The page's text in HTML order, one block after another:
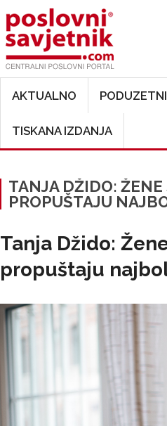
AKTUALNO
TISKANA IZDANJA
TANJA DŽIDO:
PROPUŠTAJU
Tanja Džido:
propuštaju